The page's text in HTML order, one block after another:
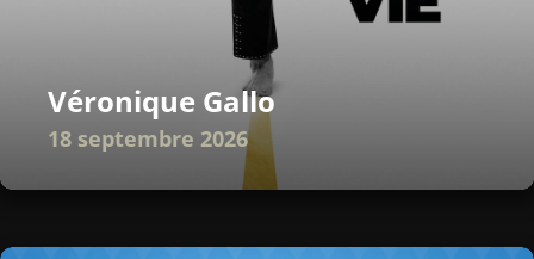
Véronique Gallo
18 septembre 2026